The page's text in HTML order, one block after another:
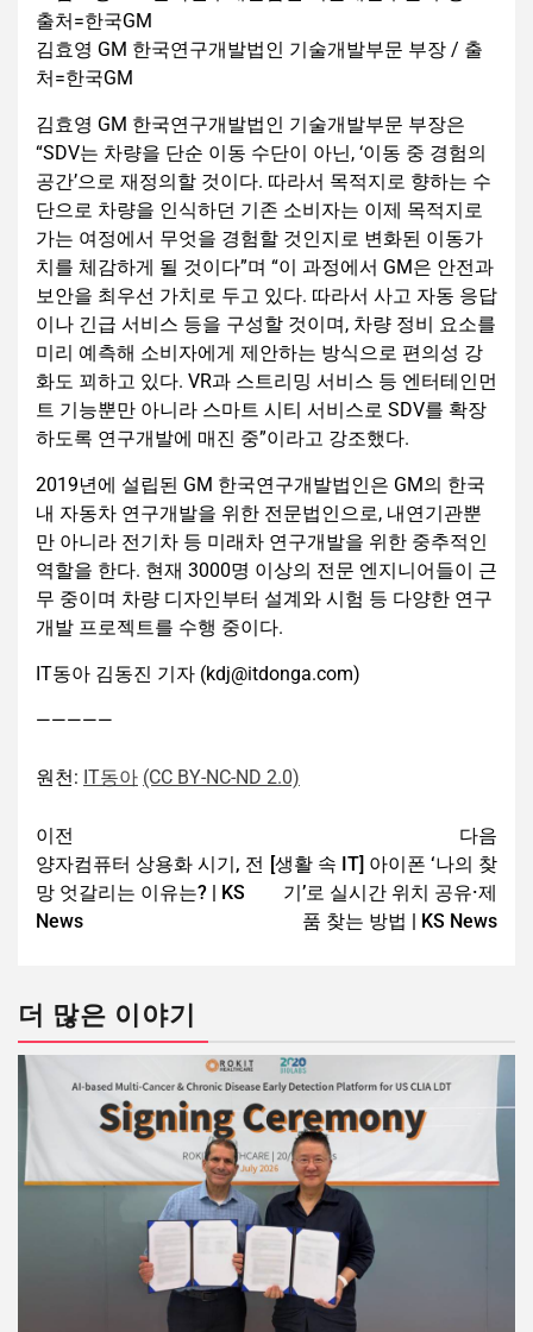
김효영 GM 한국연구개발법인 기술개발부문 부장 / 출
처=한국GM
김효영 GM 한국연구개발법인 기술개발부문 부장은
“SDV는 차량을 단순 이동 수단이 아닌, ‘이동 중 경험의
공간’으로 재정의할 것이다. 따라서 목적지로 향하는 수
단으로 차량을 인식하던 기존 소비자는 이제 목적지로
가는 여정에서 무엇을 경험할 것인지로 변화된 이동가
치를 체감하게 될 것이다”며 “이 과정에서 GM은 안전과
보안을 최우선 가치로 두고 있다. 따라서 사고 자동 응답
이나 긴급 서비스 등을 구성할 것이며, 차량 정비 요소를
미리 예측해 소비자에게 제안하는 방식으로 편의성 강
화도 꾀하고 있다. VR과 스트리밍 서비스 등 엔터테인먼
트 기능뿐만 아니라 스마트 시티 서비스로 SDV를 확장
하도록 연구개발에 매진 중”이라고 강조했다.
2019년에 설립된 GM 한국연구개발법인은 GM의 한국
내 자동차 연구개발을 위한 전문법인으로, 내연기관뿐
만 아니라 전기차 등 미래차 연구개발을 위한 중추적인
역할을 한다. 현재 3000명 이상의 전문 엔지니어들이 근
무 중이며 차량 디자인부터 설계와 시험 등 다양한 연구
개발 프로젝트를 수행 중이다.
IT동아 김동진 기자 (kdj@itdonga.com)
—————
원천: IT동아 (CC BY-NC-ND 2.0)
이전
양자컴퓨터 상용화 시기, 전
망 엇갈리는 이유는? | KS
News
다음
[생활 속 IT] 아이폰 ‘나의 찾
기’로 실시간 위치 공유·제
품 찾는 방법 | KS News
더 많은 이야기